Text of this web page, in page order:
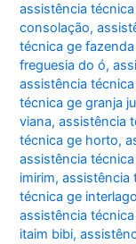
assistência
consolação,
técnica ge
freguesia do ó,
assistência
técnica ge granja
viana,assistência
técnica ge horto,
assistência
imirim,assistência
técnica ge
assistência
itaim bibi,